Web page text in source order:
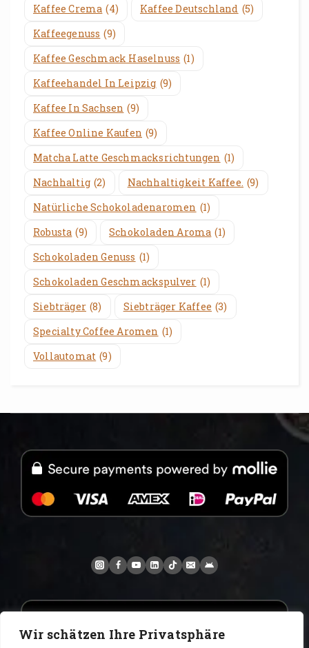
Wir schätzen Ihre Privatsphäre
Kaffee Crema (4) Kaffee Deutschland (5)
Kaffeegenuss (9)
Kaffee Geschmack Haselnuss (1)
Kaffeehandel In Leipzig (9)
Kaffee In Sachsen (9)
Kaffee Online Kaufen (9)
Matcha Latte Geschmacksrichtungen (1)
Nachhaltig (2) Nachhaltigkeit Kaffee. (9)
Natürliche Schokoladenaromen (1)
Robusta (9) Schokoladen Aroma (1)
Schokoladen Genuss (1)
Schokoladen Geschmackspulver (1)
Siebträger (8) Siebträger Kaffee (3)
Specialty Coffee Aromen (1)
Vollautomat (9)